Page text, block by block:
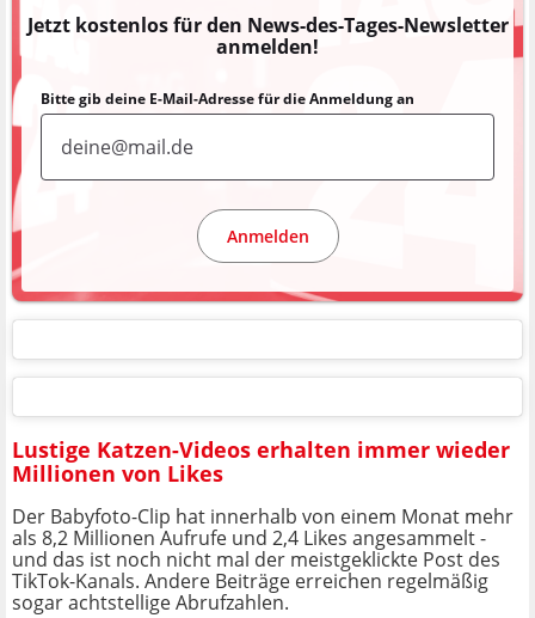
Jetzt kostenlos für den News-des-Tages-Newsletter
anmelden!
Bitte gib deine E-Mail-Adresse für die Anmeldung an
Anmelden
Lustige Katzen-Videos erhalten immer wieder
Millionen von Likes
Der Babyfoto-Clip hat innerhalb von einem Monat mehr
als 8,2 Millionen Aufrufe und 2,4 Likes angesammelt -
und das ist noch nicht mal der meistgeklickte Post des
TikTok-Kanals. Andere Beiträge erreichen regelmäßig
sogar achtstellige Abrufzahlen.